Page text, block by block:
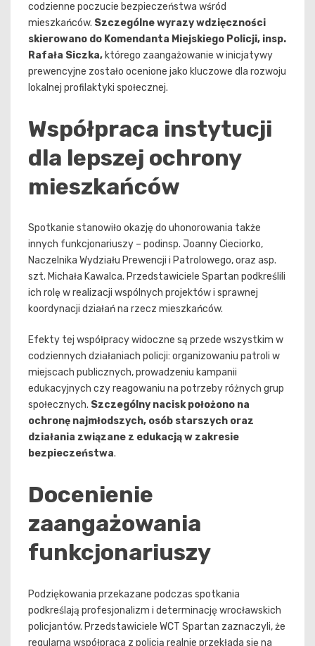
codzienne poczucie bezpieczeństwa wśród
mieszkańców. Szczególne wyrazy wdzięczności
skierowano do Komendanta Miejskiego Policji, insp.
Rafała Siczka, którego zaangażowanie w inicjatywy
prewencyjne zostało ocenione jako kluczowe dla rozwoju
lokalnej profilaktyki społecznej.
Współpraca instytucji
dla lepszej ochrony
mieszkańców
Spotkanie stanowiło okazję do uhonorowania także
innych funkcjonariuszy – podinsp. Joanny Cieciorko,
Naczelnika Wydziału Prewencji i Patrolowego, oraz asp.
szt. Michała Kawalca. Przedstawiciele Spartan podkreślili
ich rolę w realizacji wspólnych projektów i sprawnej
koordynacji działań na rzecz mieszkańców.
Efekty tej współpracy widoczne są przede wszystkim w
codziennych działaniach policji: organizowaniu patroli w
miejscach publicznych, prowadzeniu kampanii
edukacyjnych czy reagowaniu na potrzeby różnych grup
społecznych. Szczególny nacisk położono na
ochronę najmłodszych, osób starszych oraz
działania związane z edukacją w zakresie
bezpieczeństwa.
Docenienie
zaangażowania
funkcjonariuszy
Podziękowania przekazane podczas spotkania
podkreślają profesjonalizm i determinację wrocławskich
policjantów. Przedstawiciele WCT Spartan zaznaczyli, że
regularna współpraca z policją realnie przekłada się na